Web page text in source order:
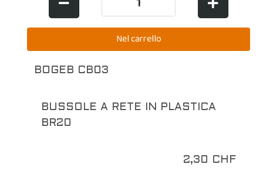
BOGEB CB03
BUSSOLE A RETE IN PLASTICA
BR20
2,30 CHF